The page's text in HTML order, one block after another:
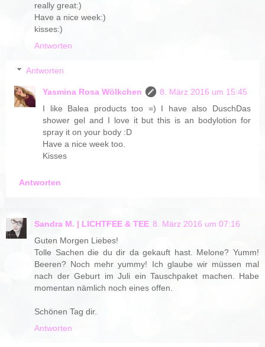
really great:)
Have a nice week:)
kisses:)
Antworten
Antworten
Yasmina Rosa Wölkchen
8. März 2016 um 15:45
I like Balea products too =) I have also DuschDas
shower gel and I love it but this is an bodylotion for
spray it on your body :D
Have a nice week too.
Kisses
Antworten
Sandra M. | LICHTFEE & TEE 8. März 2016 um 07:16
Guten Morgen Liebes!
Tolle Sachen die du dir da gekauft hast. Melone? Yumm!
Beeren? Noch mehr yummy! Ich glaube wir müssen mal
nach der Geburt im Juli ein Tauschpaket machen. Habe
momentan nämlich noch eines offen.
Schönen Tag dir.
Antworten